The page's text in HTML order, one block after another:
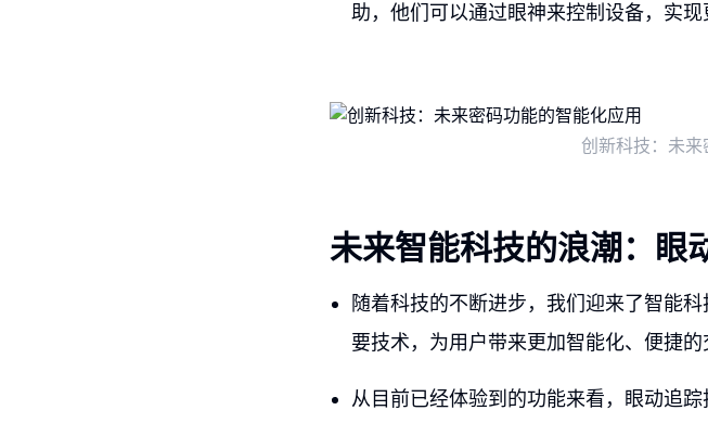
助，他们可以通过眼神来控制设备，实现
创新科技：未
未来智能科技的浪潮：眼
随着科技的不断进步，我们迎来了智能
要技术，为用户带来更加智能化、便捷的
从目前已经体验到的功能来看，眼动追